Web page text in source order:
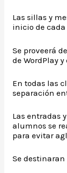
Las sillas y
inicio de cada
Se proveerá
de WordPlay
En todas las
separación
Las entradas
alumnos se
para evitar
Se destinaran